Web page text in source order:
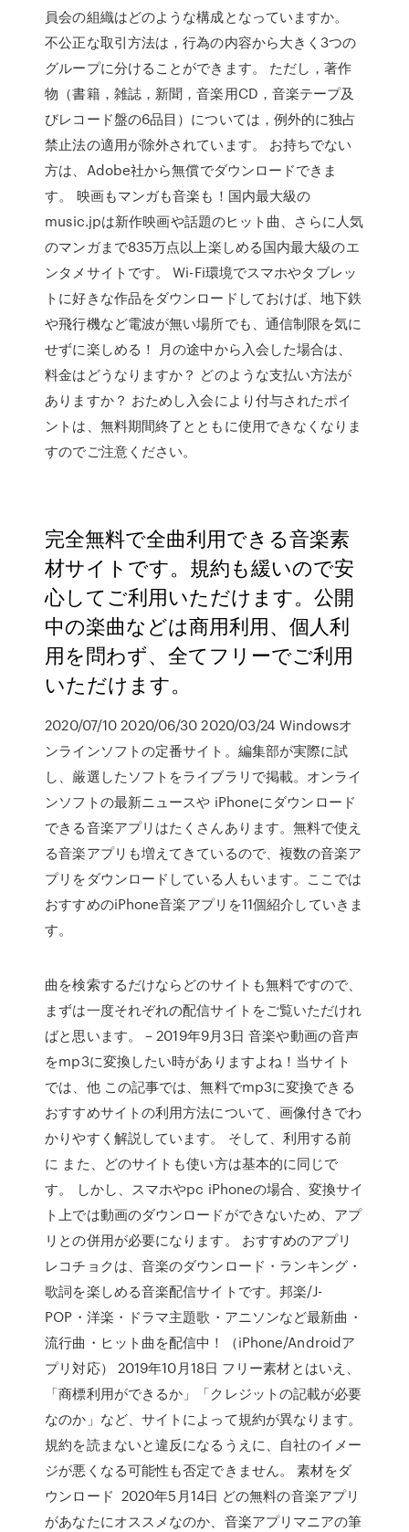
員会の組織はどのような構成となっていますか。
不公正な取引方法は，行為の内容から大きく3つの
グループに分けることができます。 ただし，著作
物（書籍，雑誌，新聞，音楽用CD，音楽テープ及
びレコード盤の6品目）については，例外的に独占
禁止法の適用が除外されています。 お持ちでない
方は、Adobe社から無償でダウンロードできま
す。 映画もマンガも音楽も！国内最大級の
music.jpは新作映画や話題のヒット曲、さらに人気
のマンガまで835万点以上楽しめる国内最大級のエ
ンタメサイトです。 Wi-Fi環境でスマホやタブレッ
トに好きな作品をダウンロードしておけば、地下鉄
や飛行機など電波が無い場所でも、通信制限を気に
せずに楽しめる！ 月の途中から入会した場合は、
料金はどうなりますか？ どのような支払い方法が
ありますか？ おためし入会により付与されたポイ
ントは、無料期間終了とともに使用できなくなりま
すのでご注意ください。
完全無料で全曲利用できる音楽素
材サイトです。規約も緩いので安
心してご利用いただけます。公開
中の楽曲などは商用利用、個人利
用を問わず、全てフリーでご利用
いただけます。
2020/07/10 2020/06/30 2020/03/24 Windowsオ
ンラインソフトの定番サイト。編集部が実際に試
し、厳選したソフトをライブラリで掲載。オンライ
ンソフトの最新ニュースや iPhoneにダウンロード
できる音楽アプリはたくさんあります。無料で使え
る音楽アプリも増えてきているので、複数の音楽ア
プリをダウンロードしている人もいます。ここでは
おすすめのiPhone音楽アプリを11個紹介していきま
す。
曲を検索するだけならどのサイトも無料ですので、
まずは一度それぞれの配信サイトをご覧いただけれ
ばと思います。 – 2019年9月3日 音楽や動画の音声
をmp3に変換したい時がありますよね！当サイト
では、他 この記事では、無料でmp3に変換できる
おすすめサイトの利用方法について、画像付きでわ
かりやすく解説しています。 そして、利用する前
に また、どのサイトも使い方は基本的に同じで
す。 しかし、スマホやpc iPhoneの場合、変換サイ
ト上では動画のダウンロードができないため、アプ
リとの併用が必要になります。 おすすめのアプリ
レコチョクは、音楽のダウンロード・ランキング・
歌詞を楽しめる音楽配信サイトです。邦楽/J-
POP・洋楽・ドラマ主題歌・アニソンなど最新曲・
流行曲・ヒット曲を配信中！（iPhone/Androidア
プリ対応） 2019年10月18日 フリー素材とはいえ、
「商標利用ができるか」「クレジットの記載が必要
なのか」など、サイトによって規約が異なります。
規約を読まないと違反になるうえに、自社のイメー
ジが悪くなる可能性も否定できません。 素材をダ
ウンロード 2020年5月14日 どの無料の音楽アプリ
があなたにオススメなのか、音楽アプリマニアの筆